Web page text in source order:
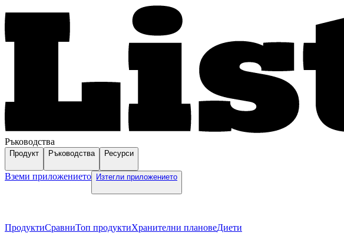
Ръководства
Продукт Ръководства Ресурси
Вземи приложението Изтегли приложението
ПродуктиСравниТоп продуктиХранителни плановеДиети